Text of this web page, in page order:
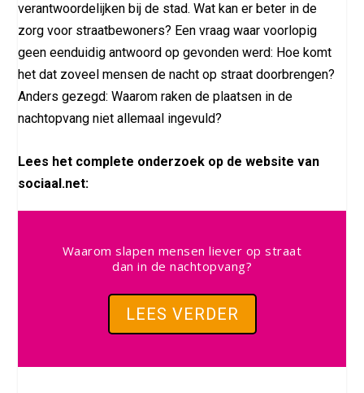
verantwoordelijken bij de stad. Wat kan er beter in de
zorg voor straatbewoners? Een vraag waar voorlopig
geen eenduidig antwoord op gevonden werd: Hoe komt
het dat zoveel mensen de nacht op straat doorbrengen?
Anders gezegd: Waarom raken de plaatsen in de
nachtopvang niet allemaal ingevuld?
Lees het complete onderzoek op de website van
sociaal.net:
Waarom slapen mensen liever op straat
dan in de nachtopvang?
LEES VERDER